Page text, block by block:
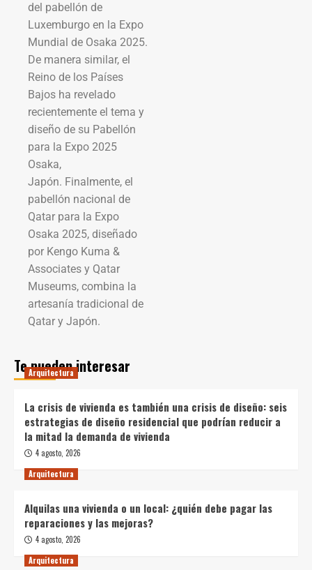
del pabellón de
Luxemburgo en la Expo
Mundial de Osaka 2025.
De manera similar, el
Reino de los Países
Bajos ha revelado
recientemente el tema y
diseño de su Pabellón
para la Expo 2025
Osaka,
Japón. Finalmente, el
pabellón nacional de
Qatar para la Expo
Osaka 2025, diseñado
por Kengo Kuma &
Associates y Qatar
Museums, combina la
artesanía tradicional de
Qatar y Japón.
Te pueden interesar
Arquitectura
La crisis de vivienda es también una crisis de diseño: seis
estrategias de diseño residencial que podrían reducir a
la mitad la demanda de vivienda
4 agosto, 2026
Arquitectura
Alquilas una vivienda o un local: ¿quién debe pagar las
reparaciones y las mejoras?
4 agosto, 2026
Arquitectura